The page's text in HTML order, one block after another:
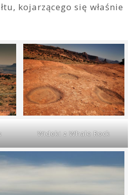
kojarzącego się właśnie
Widoki z Whale Rock